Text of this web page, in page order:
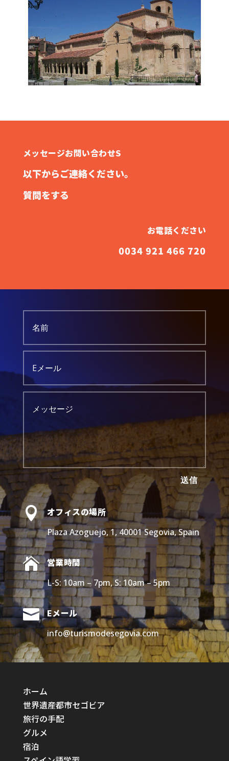
メッセージお問い合わせS
以下からご連絡ください。
質問をする
お電話ください
0034 921 466 720
送信
 オフィスの場所
Plaza Azoguejo, 1, 40001 Segovia, Spain
 営業時間
L-S: 10am – 7pm, S: 10am – 5pm
 Eメール
info@turismodesegovia.com
ホーム
世界遺産都市セゴビア
旅行の手配
グルメ
宿泊